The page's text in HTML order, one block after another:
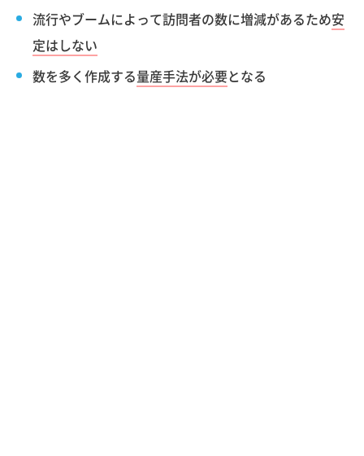
流行やブームによって訪問者の数に増減があるため安
定はしない
数を多く作成する量産手法が必要となる